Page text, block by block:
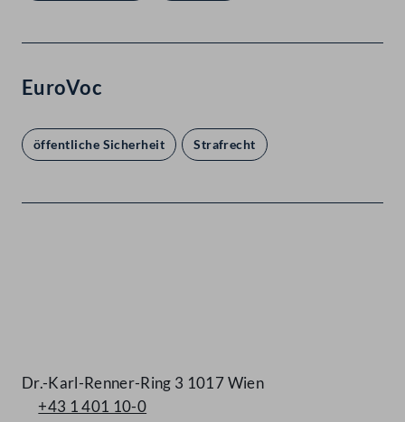
EuroVoc
öffentliche Sicherheit Strafrecht
Dr.-Karl-Renner-Ring 3 1017 Wien
+43 1 401 10-0